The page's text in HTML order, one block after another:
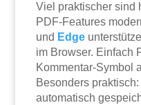
Viel praktischer sind
PDF-Features
und Edge
im Browser. Einfach
Kommentar-Symbol
Besonders
automatisch